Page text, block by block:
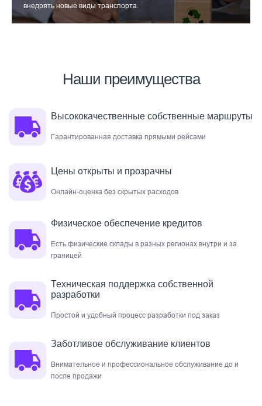
внедрять новые виды транспорта.
Наши преимущества
Высококачественные собственные маршруты
Гарантированная доставка прямыми рейсами
Цены открыты и прозрачны
Онлайн-оценка без скрытых расходов
Физическое обеспечение кредитов
Есть физические склады в разных регионах внутри и за
границей
Техническая поддержка собственной
разработки
Простой и удобный процесс разработки под заказ
Заботливое обслуживание клиентов
Внимательное и профессиональное обслуживание до и
после продажи